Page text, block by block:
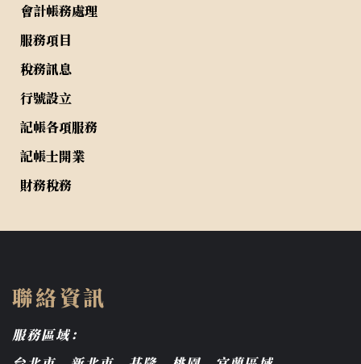
會計帳務處理
服務項目
稅務訊息
行號設立
記帳各項服務
記帳士開業
財務稅務
聯絡資訊
服務區域：